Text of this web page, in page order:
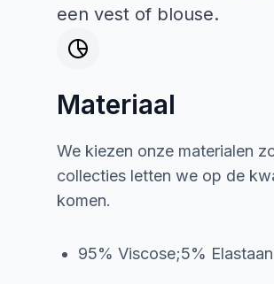
een vest of blouse.
Materiaal
We kiezen onze materialen
collecties letten we op de
komen.
95% Viscose;5% Elastaan